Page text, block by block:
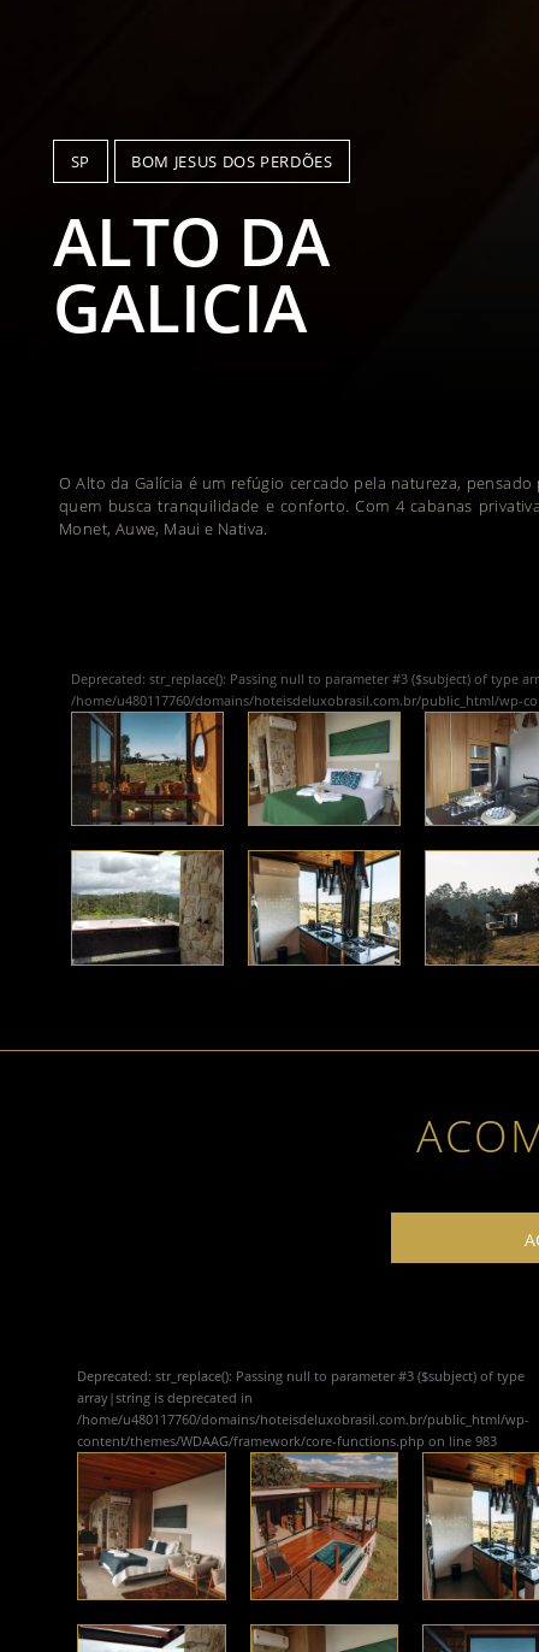
SP BOM JESUS DOS PERDÕES
ALTO DA
GALICIA
O Alto da Galícia é um refúgio cercado pela natureza, pensado
quem busca tranquilidade e conforto. Com 4 cabanas
Monet, Auwe, Maui e Nativa.
Deprecated: str_replace(): Passing null to parameter #3 ($subject) of type
/home/u480117760/domains/hoteisdeluxobrasil.com.br/public_html/wp-
Deprecated: str_replace(): Passing null to parameter #3 ($subject) of type
array|string is deprecated in
/home/u480117760/domains/hoteisdeluxobrasil.com.br/public_html/wp-
content/themes/WDAAG/framework/core-functions.php on line 983